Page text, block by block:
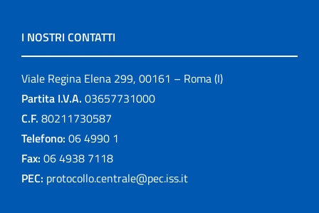
I NOSTRI CONTATTI
Viale Regina Elena 299, 00161 – Roma (I)
Partita I.V.A. 03657731000
C.F. 80211730587
Telefono: 06 4990 1
Fax: 06 4938 7118
PEC: protocollo.centrale@pec.iss.it